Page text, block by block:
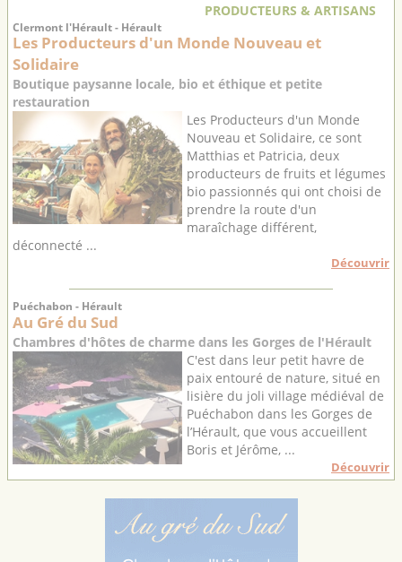
PRODUCTEURS & ARTISANS
Clermont l'Hérault - Hérault
Les Producteurs d'un Monde Nouveau et
Solidaire
Boutique paysanne locale, bio et éthique et petite
restauration
Les Producteurs d'un Monde
Nouveau et Solidaire, ce sont
Matthias et Patricia, deux
producteurs de fruits et légumes
bio passionnés qui ont choisi de
prendre la route d'un
maraîchage différent,
déconnecté ...
Découvrir
Puéchabon - Hérault
Au Gré du Sud
Chambres d'hôtes de charme dans les Gorges de l'Hérault
C'est dans leur petit havre de
paix entouré de nature, situé en
lisière du joli village médiéval de
Puéchabon dans les Gorges de
l’Hérault, que vous accueillent
Boris et Jérôme, ...
Découvrir